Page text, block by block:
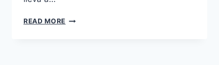
READ MORE WATCHMEN